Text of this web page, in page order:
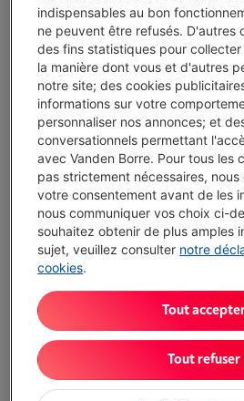
Fixation murale: Non
Disponible- Voir le stock
€ 31,99
Comparer
NETGEAR GS105E
(6)
Type: Switch Ethernet
Vitesse de
(Gigabit Ethernet)
Disponible-Voir le stock
Comparer
indispensables au bon
ne peuvent être refusés. D'autres
des fins statistiques pour
la manière dont vous et d'autres
notre site; des cookies
informations sur votre
personnaliser nos annonces; et
conversationnels permettant
avec Vanden Borre. Pour tous les
pas strictement nécessaires,
votre consentement avant de les
nous communiquer vos choix ci-
souhaitez obtenir de plus amples
sujet, veuillez consulter notre
cookies.
Tout refuser
Tout